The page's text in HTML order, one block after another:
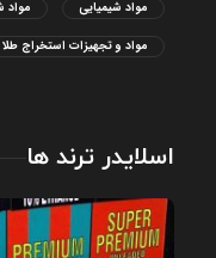
مواد شیمیایی مواد
مواد و تجهیزات استخراج طلا
اسلایدر ترند ها